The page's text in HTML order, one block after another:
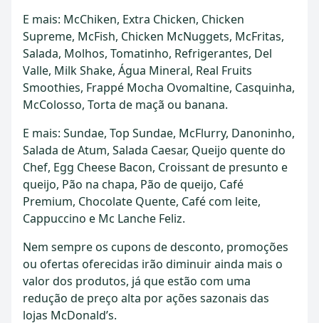
E mais: McChiken, Extra Chicken, Chicken
Supreme, McFish, Chicken McNuggets, McFritas,
Salada, Molhos, Tomatinho, Refrigerantes, Del
Valle, Milk Shake, Água Mineral, Real Fruits
Smoothies, Frappé Mocha Ovomaltine, Casquinha,
McColosso, Torta de maçã ou banana.
E mais: Sundae, Top Sundae, McFlurry, Danoninho,
Salada de Atum, Salada Caesar, Queijo quente do
Chef, Egg Cheese Bacon, Croissant de presunto e
queijo, Pão na chapa, Pão de queijo, Café
Premium, Chocolate Quente, Café com leite,
Cappuccino e Mc Lanche Feliz.
Nem sempre os cupons de desconto, promoções
ou ofertas oferecidas irão diminuir ainda mais o
valor dos produtos, já que estão com uma
redução de preço alta por ações sazonais das
lojas McDonald’s.